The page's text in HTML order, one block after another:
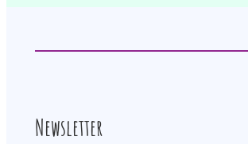
Newsletter